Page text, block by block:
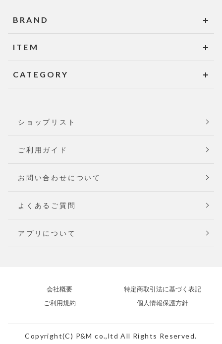
BRAND
ITEM
CATEGORY
ショップリスト
ご利用ガイド
お問い合わせについて
よくあるご質問
アプリについて
会社概要
特定商取引法に基づく表記
ご利用規約
個人情報保護方針
Copyright(C) P&M co.,ltd All Rights Reserved.